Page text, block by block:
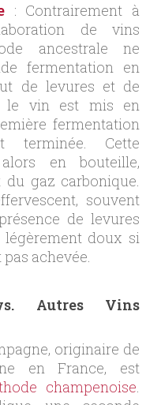
: Contrairement à
de vins
ancestrale ne
fermentation en
de levures et de
le vin est mis en
fermentation
terminée. Cette
en bouteille,
gaz carbonique.
souvent
de levures
doux si
achevée.
Autres Vins
originaire de
en France, est
champenoise.